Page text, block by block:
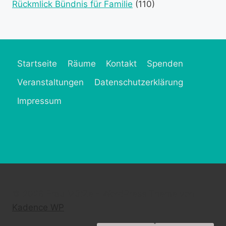
Rückmlick Bündnis für Familie (110)
Startseite Räume Kontakt
Spenden
Veranstaltungen
Datenschutzerklärung
Impressum